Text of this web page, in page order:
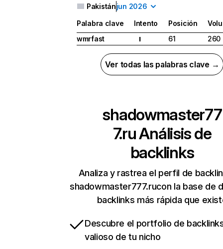
Pakistánjun 2026
Palabra clave Intento Posición
wmrfast
I 61 260
Ver todas las palabras clave →
shadowmaster77
7.ruAnálisis de
backlinks
Analiza y rastrea el perfil de
shadowmaster777.rucon la base de
backlinks más rápida que
Descubre el portfolio de
valioso de tu nicho